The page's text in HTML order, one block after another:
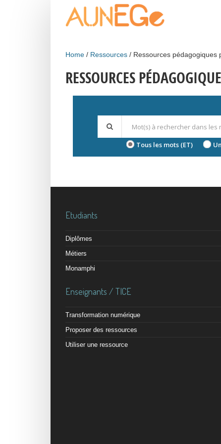
Home Ressources Ressources pédagogiques
RESSOURCES
Tous les mots (ET)
Etudiants
Diplômes
Métiers
Monamphi
Enseignants / TICE
Transformation numérique
Proposer des ressources
Utiliser une ressource